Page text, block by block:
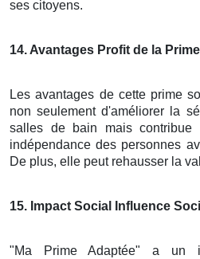
ses citoyens.
14. Avantages Profit de la Prime
Les avantages de cette prime
non seulement d'améliorer la
salles de bain mais contribue
indépendance des personnes
De plus, elle peut rehausser la
15. Impact Social Influence
"Ma Prime Adaptée" a un